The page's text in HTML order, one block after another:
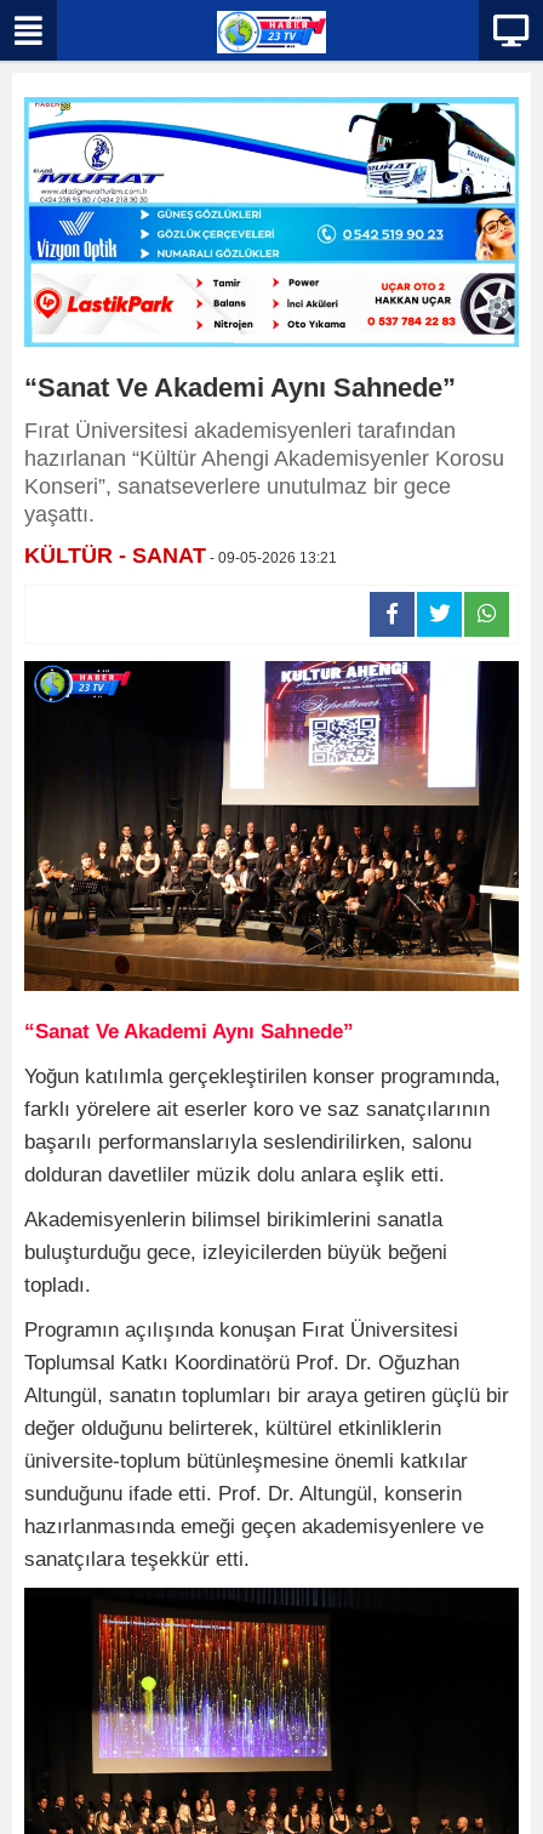
“Sanat Ve Akademi Aynı Sahnede”
Fırat Üniversitesi akademisyenleri tarafından
hazırlanan “Kültür Ahengi Akademisyenler Korosu
Konseri”, sanatseverlere unutulmaz bir gece
yaşattı.
KÜLTÜR - SANAT - 09-05-2026 13:21
“Sanat Ve Akademi Aynı Sahnede”
Yoğun katılımla gerçekleştirilen konser programında,
farklı yörelere ait eserler koro ve saz sanatçılarının
başarılı performanslarıyla seslendirilirken, salonu
dolduran davetliler müzik dolu anlara eşlik etti.
Akademisyenlerin bilimsel birikimlerini sanatla
buluşturduğu gece, izleyicilerden büyük beğeni
topladı.
Programın açılışında konuşan Fırat Üniversitesi
Toplumsal Katkı Koordinatörü Prof. Dr. Oğuzhan
Altungül, sanatın toplumları bir araya getiren güçlü bir
değer olduğunu belirterek, kültürel etkinliklerin
üniversite-toplum bütünleşmesine önemli katkılar
sunduğunu ifade etti. Prof. Dr. Altungül, konserin
hazırlanmasında emeği geçen akademisyenlere ve
sanatçılara teşekkür etti.